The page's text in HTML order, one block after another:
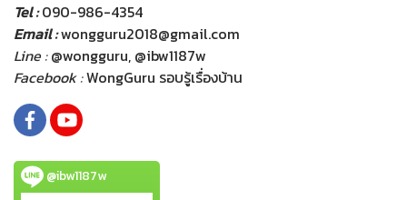
Tel :090-986-4354
Email :wongguru2018@gmail.com
Line :@wongguru, @ibw1187w
Facebook :WongGuru รอบรู้เรื่องบ้าน
@ibw1187w